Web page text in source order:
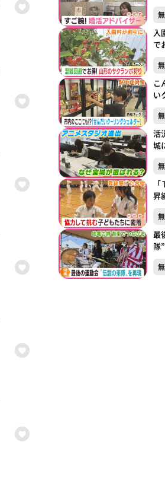
入
で
こ
い
活
城
昇
最
隊